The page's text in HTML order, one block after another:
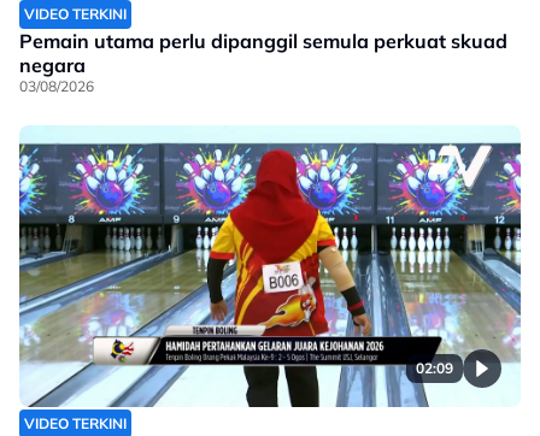
VIDEO TERKINI
Pemain utama perlu dipanggil semula perkuat skuad
negara
03/08/2026
02:09
VIDEO TERKINI